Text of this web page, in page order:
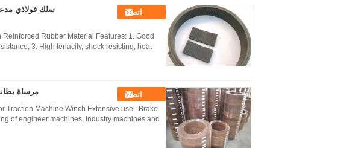
سلك فولاذي
اتصل
Rubber Material Features: 1. Good
3. High tenacity, shock resisting, heat ...
مرساة اتصل
Traction Machine Winch Extensive use : Brake
of engineer machines, industry machines and ...